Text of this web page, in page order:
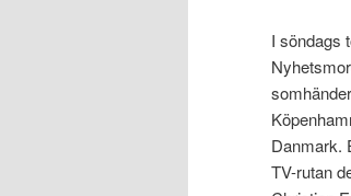
I söndags
Danmark.
TV-rutan